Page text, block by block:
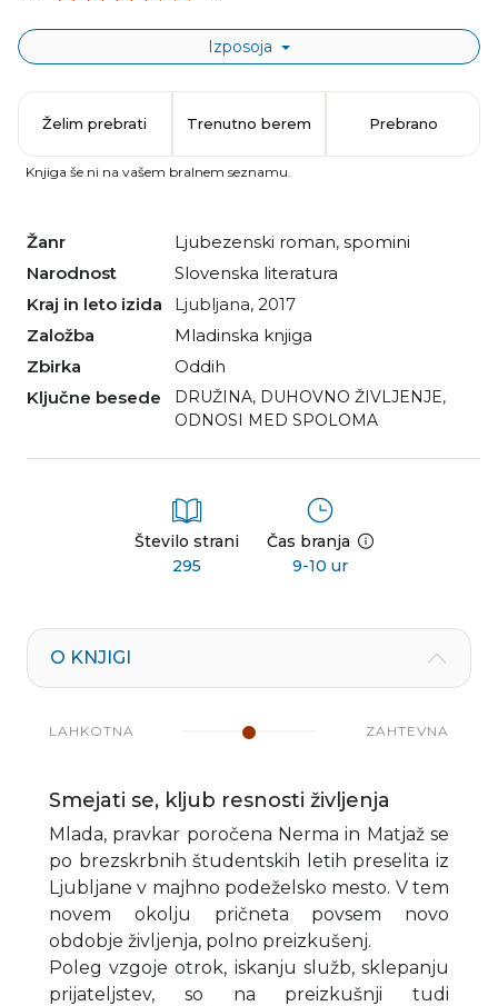
Izposoja
Žanr ljubezenski roman, spomini
Narodnost
slovenska literatura
Kraj in leto izida
Ljubljana, 2017
Založba
Mladinska knjiga
Zbirka
Oddih
Ključne besede
DRUŽINA, DUHOVNO ŽIVLJENJE,
ODNOSI MED SPOLOMA
Število strani
295
Čas branja
9-10 ur
Želim prebrati Trenutno berem Prebrano
Knjiga še ni na vašem bralnem seznamu.
O KNJIGI
LAHKOTNA ZAHTEVNA
Smejati se, kljub resnosti življenja
Mlada, pravkar poročena Nerma in Matjaž se
po brezskrbnih študentskih letih preselita iz
Ljubljane v majhno podeželsko mesto. V tem
novem okolju pričneta povsem novo
obdobje življenja, polno preizkušenj.
Poleg vzgoje otrok, iskanju služb, sklepanju
prijateljstev, so na preizkušnji tudi